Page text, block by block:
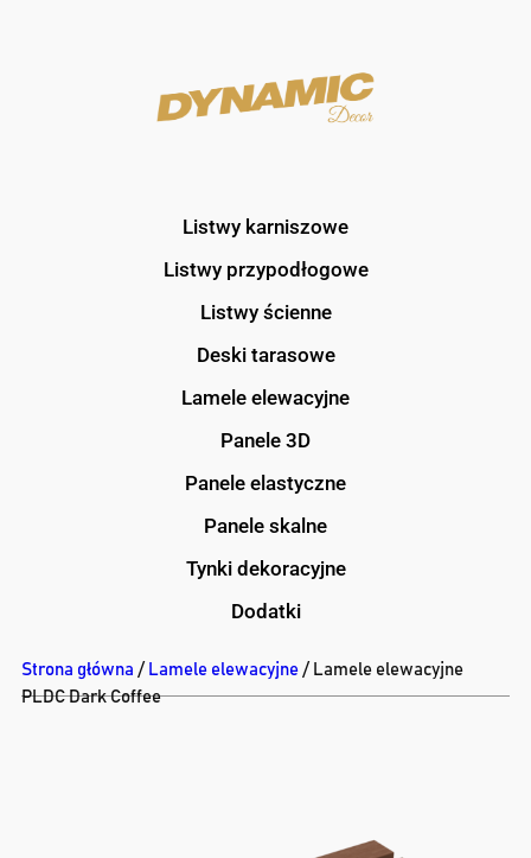
Listwy karniszowe
Listwy przypodłogowe
Listwy ścienne
Deski tarasowe
Lamele elewacyjne
Panele 3D
Panele elastyczne
Panele skalne
Tynki dekoracyjne
Dodatki
Strona główna / Lamele elewacyjne / Lamele elewacyjne
PLDC Dark Coffee